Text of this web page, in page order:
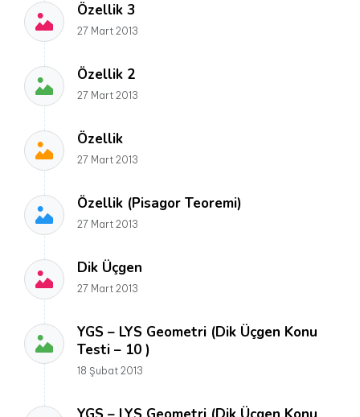
Özellik 3
27 Mart 2013
Özellik 2
27 Mart 2013
Özellik
27 Mart 2013
Özellik (Pisagor Teoremi)
27 Mart 2013
Dik Üçgen
27 Mart 2013
YGS – LYS Geometri (Dik Üçgen Konu
Testi – 10 )
18 Şubat 2013